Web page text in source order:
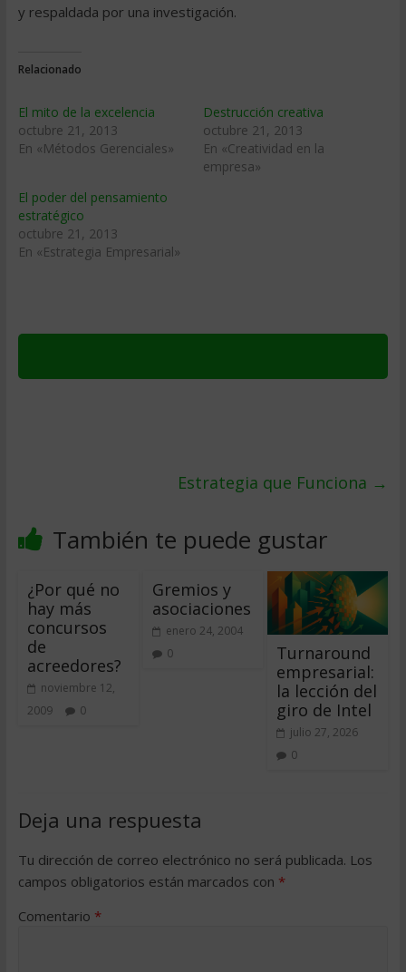
y respaldada por una investigación.
Relacionado
El mito de la excelencia
octubre 21, 2013
En «Métodos Gerenciales»
Destrucción creativa
octubre 21, 2013
En «Creatividad en la
empresa»
El poder del pensamiento
estratégico
octubre 21, 2013
En «Estrategia Empresarial»
Estrategia que Funciona →
También te puede gustar
¿Por qué no
hay más
concursos
de
acreedores?
noviembre 12,
2009
0
Gremios y
asociaciones
enero 24, 2004
0
Turnaround
empresarial:
la lección del
giro de Intel
julio 27, 2026
0
Deja una respuesta
Tu dirección de correo electrónico no será publicada. Los
campos obligatorios están marcados con *
Comentario *